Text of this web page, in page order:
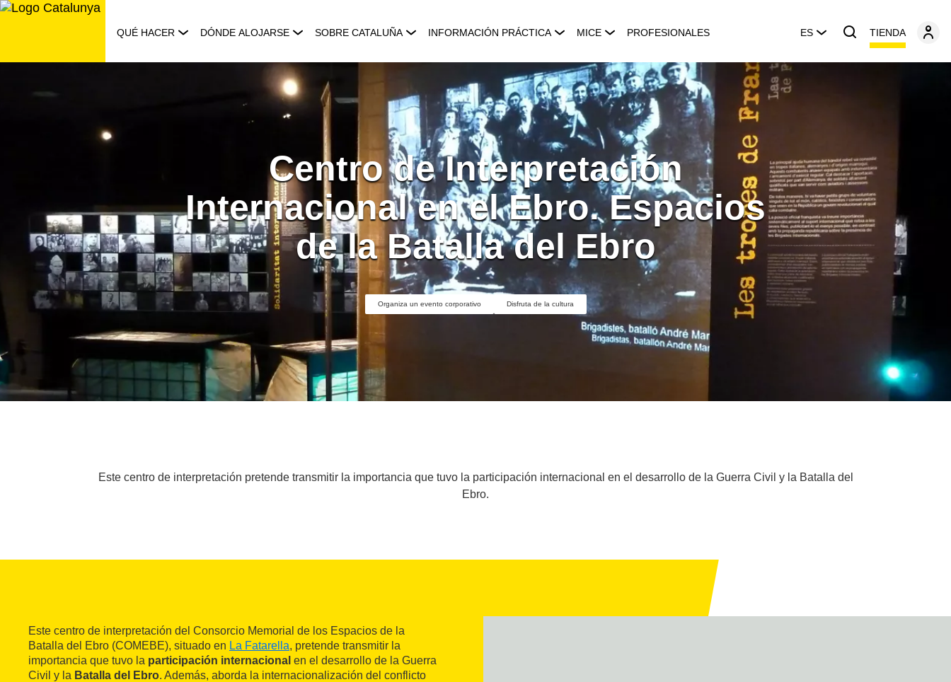
Saltar
QUÉ HACER DÓNDE ALOJARSE SOBRE CATALUÑA INFORMACIÓN PRÁCTICA MICE PROFESIONALES ES TIENDA
Centro de Interpretación
Internacional en el Ebro. Espacios
de la Batalla del Ebro
Organiza un evento corporativo Disfruta de la cultura
Este centro de interpretación pretende transmitir la importancia que tuvo la participación internacional en el desarrollo de la Guerra Civil y la Batalla del
Ebro.
Este centro de interpretación del Consorcio Memorial de los Espacios de la
Batalla del Ebro (COMEBE), situado en La Fatarella, pretende transmitir la
importancia que tuvo la participación internacional en el desarrollo de la Guerra
Civil y la Batalla del Ebro. Además, aborda la internacionalización del conflicto